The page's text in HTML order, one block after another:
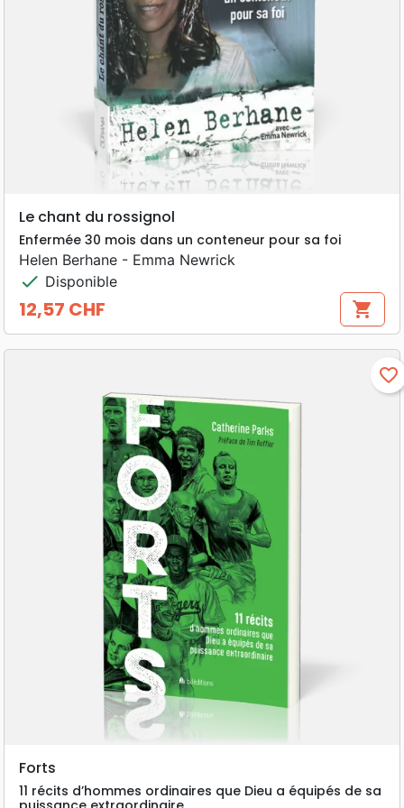
Le chant du rossignol
Enfermée 30 mois dans un conteneur pour sa foi
Helen Berhane - Emma Newrick
check Disponible
Prix
12,57 CHF shopping_cart
favorite_border
Forts
11 récits d’hommes ordinaires que Dieu a équipés de sa